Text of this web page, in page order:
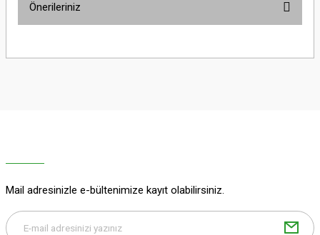
Önerileriniz
yetersiz gördüğünüz noktaları öneri formunu kullanarak tarafımıza
Bu ürüne benzer farklı alternatifler olmalı.
Mail adresinizle e-bültenimize kayıt olabilirsiniz.